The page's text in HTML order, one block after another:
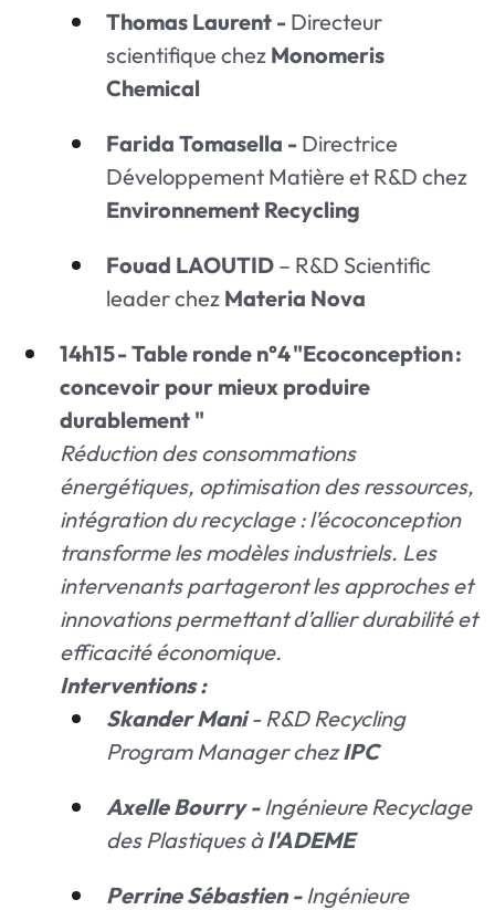
Thomas Laurent - Directeur
scientifique chez Monomeris
Chemical
Farida Tomasella - Directrice
Développement Matière et R&D chez
Environnement Recycling
Fouad LAOUTID – R&D Scientific
leader chez Materia Nova
14h15 - Table ronde n°4 "Ecoconception :
concevoir pour mieux produire
durablement "
Réduction des consommations
énergétiques, optimisation des ressources,
intégration du recyclage : l’écoconception
transforme les modèles industriels. Les
intervenants partageront les approches et
innovations permettant d’allier durabilité et
efficacité économique.
Interventions :
Skander Mani- R&D Recycling
Program Manager chezIPC
Axelle Bourry -Ingénieure Recyclage
des Plastiques àl'ADEME
Perrine Sébastien -Ingénieure